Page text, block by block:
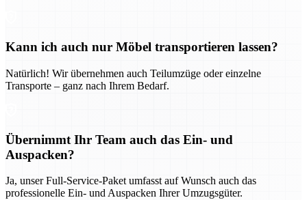
Kann ich auch nur Möbel transportieren lassen?
Natürlich! Wir übernehmen auch Teilumzüge oder einzelne
Transporte – ganz nach Ihrem Bedarf.
Übernimmt Ihr Team auch das Ein- und
Auspacken?
Ja, unser Full-Service-Paket umfasst auf Wunsch auch das
professionelle Ein- und Auspacken Ihrer Umzugsgüter.